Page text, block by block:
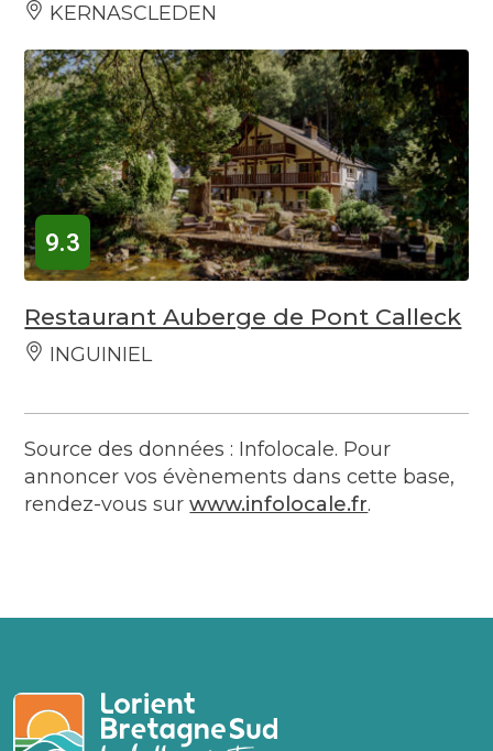
KERNASCLEDEN
9.3
Restaurant Auberge de Pont Calleck
INGUINIEL
Source des données : Infolocale. Pour
annoncer vos évènements dans cette base,
rendez-vous surwww.infolocale.fr.